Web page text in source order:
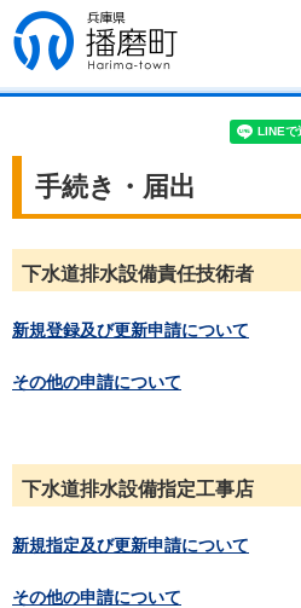
兵庫県 播磨
町
手続き・届出
下水道排水設備責任技術者
新規登録及び更新申請について
その他の申請について
下水道排水設備指定工事店
新規指定及び更新申請について
その他の申請について